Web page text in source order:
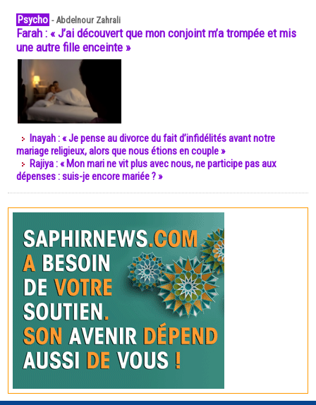
Psycho -Abdelnour Zahrali
Farah : « J’ai découvert que mon conjoint m’a trompée et mis
une autre fille enceinte »
Inayah : « Je pense au divorce du fait d’infidélités avant notre
mariage religieux, alors que nous étions en couple »
Rajiya : « Mon mari ne vit plus avec nous, ne participe pas aux
dépenses : suis-je encore mariée ? »